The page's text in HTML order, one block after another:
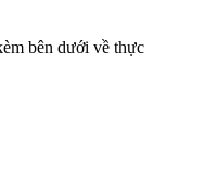
bên dưới về thực